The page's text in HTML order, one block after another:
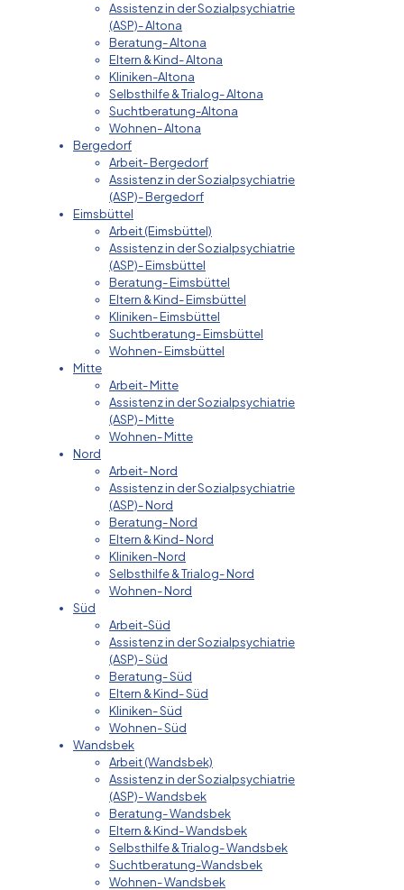
Assistenz in der Sozialpsychiatrie
(ASP)- Altona
Beratung- Altona
Eltern & Kind- Altona
Kliniken-Altona
Selbsthilfe & Trialog- Altona
Suchtberatung-Altona
Wohnen- Altona
Bergedorf
Arbeit- Bergedorf
Assistenz in der Sozialpsychiatrie
(ASP)- Bergedorf
Eimsbüttel
Arbeit (Eimsbüttel)
Assistenz in der Sozialpsychiatrie
(ASP)- Eimsbüttel
Beratung- Eimsbüttel
Eltern & Kind- Eimsbüttel
Kliniken- Eimsbüttel
Suchtberatung- Eimsbüttel
Wohnen- Eimsbüttel
Mitte
Arbeit- Mitte
Assistenz in der Sozialpsychiatrie
(ASP)- Mitte
Wohnen- Mitte
Nord
Arbeit- Nord
Assistenz in der Sozialpsychiatrie
(ASP)- Nord
Beratung- Nord
Eltern & Kind- Nord
Kliniken-Nord
Selbsthilfe & Trialog- Nord
Wohnen- Nord
Süd
Arbeit-Süd
Assistenz in der Sozialpsychiatrie
(ASP)- Süd
Beratung- Süd
Eltern & Kind- Süd
Kliniken- Süd
Wohnen- Süd
Wandsbek
Arbeit (Wandsbek)
Assistenz in der Sozialpsychiatrie
(ASP)- Wandsbek
Beratung- Wandsbek
Eltern & Kind- Wandsbek
Selbsthilfe & Trialog- Wandsbek
Suchtberatung-Wandsbek
Wohnen- Wandsbek